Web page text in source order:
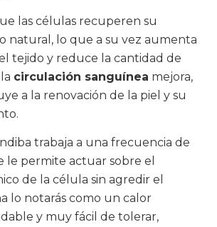
las células recuperen su
natural, lo que a su vez aumenta
tejido y reduce la cantidad de
circulación sanguínea mejora,
a la renovación de la piel y su
trabaja a una frecuencia de
le permite actuar sobre el
de la célula sin agredir el
lo notarás como un calor
y muy fácil de tolerar,